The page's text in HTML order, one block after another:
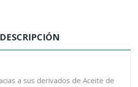
DESCRIPCIÓN
a sus derivados de Aceite de